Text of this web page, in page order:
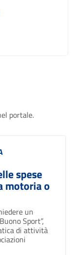
portale.
spese
motoria o
un
Sport”,
di attività